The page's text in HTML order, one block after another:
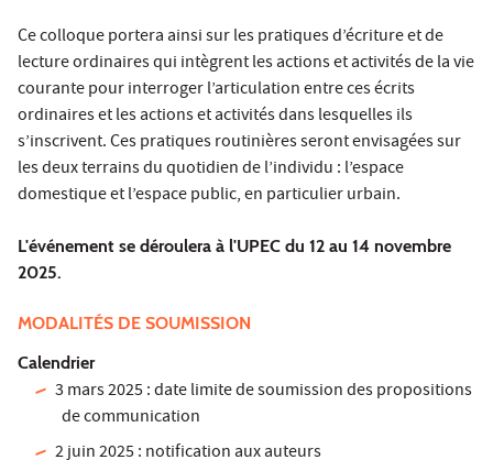
Ce colloque portera ainsi sur les pratiques d’écriture et de
lecture ordinaires qui intègrent les actions et activités de la vie
courante pour interroger l’articulation entre ces écrits
ordinaires et les actions et activités dans lesquelles ils
s’inscrivent. Ces pratiques routinières seront envisagées sur
les deux terrains du quotidien de l’individu : l’espace
domestique et l’espace public, en particulier urbain.
L'événement se déroulera à l'UPEC du 12 au 14 novembre
2025.
MODALITÉS DE SOUMISSION
Calendrier
3 mars 2025 : date limite de soumission des propositions
de communication
2 juin 2025 : notification aux auteurs